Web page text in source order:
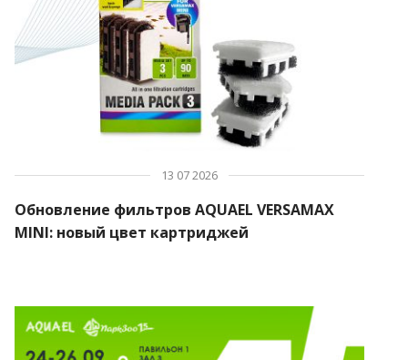
13 07 2026
Обновление фильтров AQUAEL VERSAMAX
MINI: новый цвет картриджей
ПОИСК